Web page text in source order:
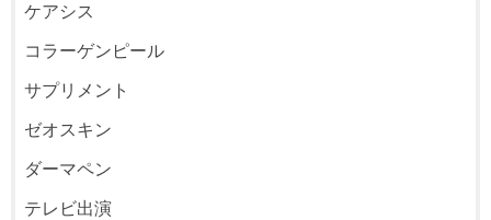
ケアシス
コラーゲンピール
サプリメント
ゼオスキン
ダーマペン
テレビ出演